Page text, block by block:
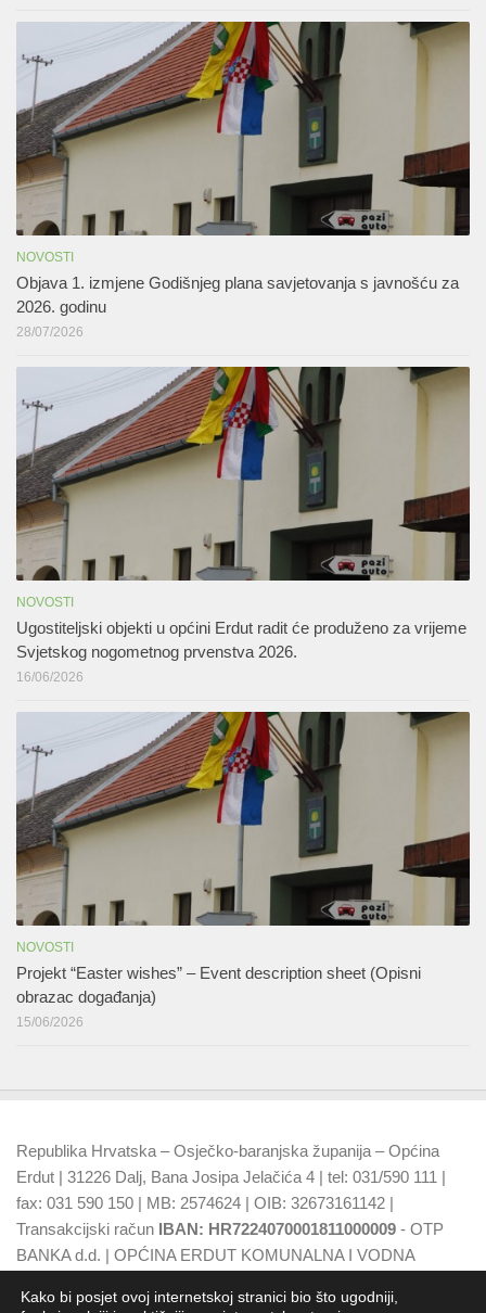
NOVOSTI
Objava 1. izmjene Godišnjeg plana savjetovanja s javnošću za
2026. godinu
28/07/2026
NOVOSTI
Ugostiteljski objekti u općini Erdut radit će produženo za vrijeme
Svjetskog nogometnog prvenstva 2026.
16/06/2026
NOVOSTI
Projekt “Easter wishes” – Event description sheet (Opisni
obrazac događanja)
15/06/2026
Republika Hrvatska – Osječko-baranjska županija – Općina
Erdut | 31226 Dalj, Bana Josipa Jelačića 4 | tel: 031/590 111 |
fax: 031 590 150 | MB: 2574624 | OIB: 32673161142 |
Transakcijski račun IBAN: HR7224070001811000009 - OTP
BANKA d.d. | OPĆINA ERDUT KOMUNALNA I VODNA
d.d.
Kako bi posjet ovoj internetskoj stranici bio što ugodniji,